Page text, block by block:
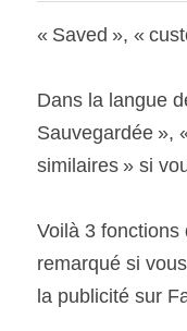
« Saved », «
Dans la langue
Sauvegardée »,
similaires » si
Voilà 3 fonctions
remarqué si
la publicité sur